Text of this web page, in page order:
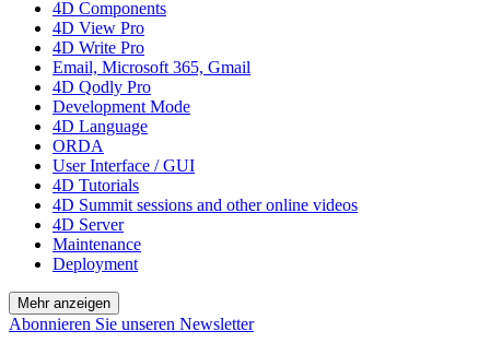
4D Components
4D View Pro
4D Write Pro
Email, Microsoft 365, Gmail
4D Qodly Pro
Development Mode
4D Language
ORDA
User Interface / GUI
4D Tutorials
4D Summit sessions and other online videos
4D Server
Maintenance
Deployment
Mehr anzeigen
Abonnieren Sie unseren Newsletter